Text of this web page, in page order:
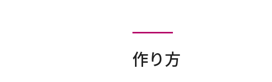
作り方